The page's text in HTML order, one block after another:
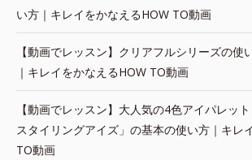
い方｜キレイをかなえるHOW TO動画
【動画でレッスン】クリアフルシリーズの使
｜キレイをかなえるHOW TO動画
【動画でレッスン】大人気の4色アイパレッ
スタイリングアイズ」の基本の使い方｜キレ
TO動画